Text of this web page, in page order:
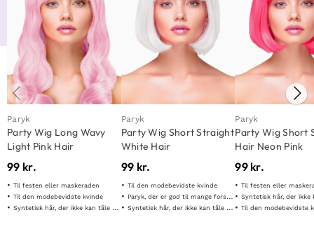
Paryk
Party Wig Long Wavy
Light Pink Hair
99 kr.
Til festen eller maskeraden
Til den modebevidste kvinde
Syntetisk hår, der ikke kan tåle varme
Paryk
Party Wig Short Straight
White Hair
99 kr.
Til den modebevidste kvinde
Paryk, der er god til mange forskellige formål
Syntetisk hår, der ikke kan tåle varme
Paryk
Party Wig Short
Hair Neon Pink
99 kr.
Til festen eller
Syntetisk hår, der ikke kan
Til den modebevidste